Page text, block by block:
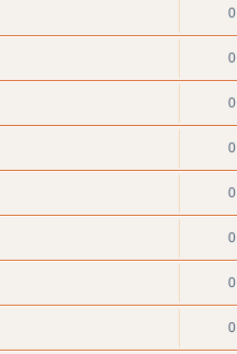
0
0
0
0
0
0
0
0